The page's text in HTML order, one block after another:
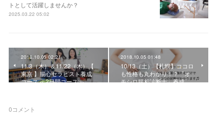
トとして活躍しませんか？
2025.03.22 05:02
2018.10.05 02:21
11/8（木）＆11/22（木）【
東京 】腸心セラピスト養成
コース ≪2日間コース≫
2018.10.05 01:48
10/13（土）【札幌】ココロ
も性格も丸わかり！？「オ
モシロ腸相診断士」養成…
0コメント